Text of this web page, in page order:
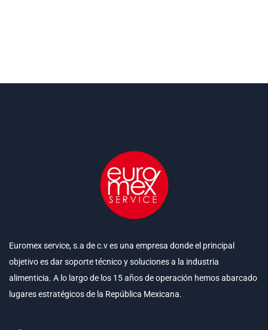
Euromex service, s.a de c.v es una empresa donde el principal
objetivo es dar soporte técnico y soluciones a la industria
alimenticia. A lo largo de los 15 años de operación hemos abarcado
lugares estratégicos de la República Mexicana.